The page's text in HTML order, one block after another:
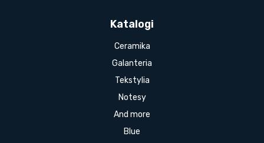
Katalogi
Ceramika
Galanteria
Tekstylia
Notesy
And more
Blue